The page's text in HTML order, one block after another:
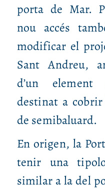
porta de Mar.
nou accés
modificar el
Sant Andreu,
d’un element
destinat a
de semibaluard.
En origen, la
tenir una
similar a la del